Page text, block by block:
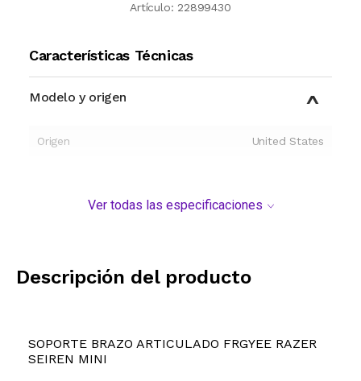
Artículo: 22899430
Características Técnicas
Modelo y origen
Origen United States
Ver todas las especificaciones
Descripción del producto
SOPORTE BRAZO ARTICULADO FRGYEE RAZER
SEIREN MINI